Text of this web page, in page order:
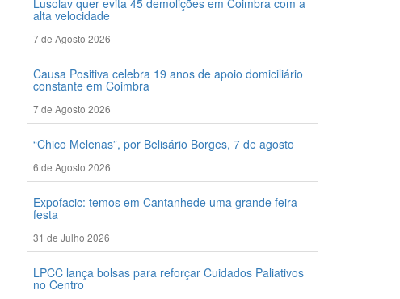
alta velocidade
7 de Agosto 2026
Causa Positiva celebra 19 anos de apoio domiciliário
constante em Coimbra
7 de Agosto 2026
“Chico Melenas”, por Belisário Borges, 7 de agosto
6 de Agosto 2026
Expofacic: temos em Cantanhede uma grande feira-
festa
31 de Julho 2026
LPCC lança bolsas para reforçar Cuidados Paliativos
no Centro